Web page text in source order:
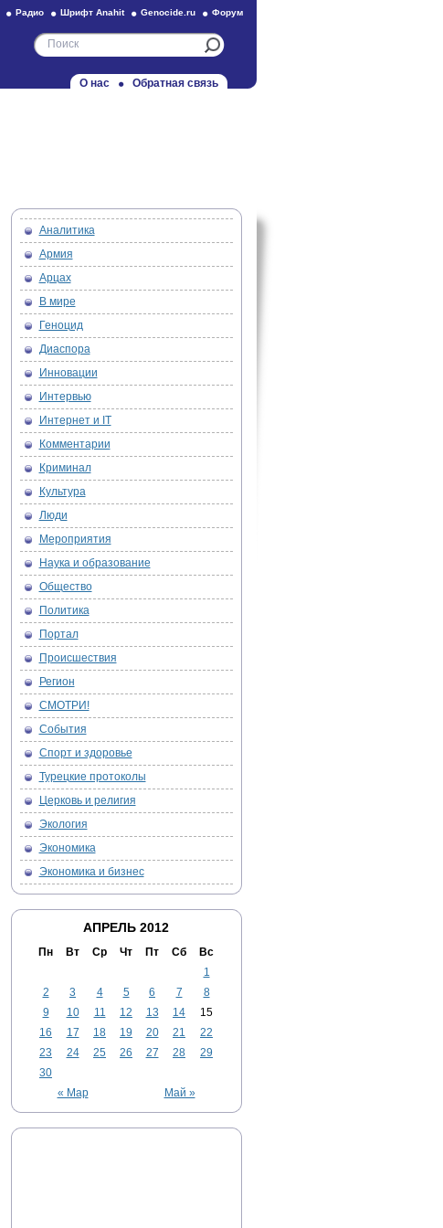
Радио Шрифт Anahit Genocide.ru Форум
О нас Обратная связь
Аналитика
Армия
Арцах
В мире
Геноцид
Диаспора
Инновации
Интервью
Интернет и IT
Комментарии
Криминал
Культура
Люди
Мероприятия
Наука и образование
Общество
Политика
Портал
Происшествия
Регион
СМОТРИ!
События
Спорт и здоровье
Турецкие протоколы
Церковь и религия
Экология
Экономика
Экономика и бизнес
АПРЕЛЬ 2012
Пн Вт Ср Чт Пт Сб Вс
« Мар Май »
1
2
3 4 5 6 7
8
9
10 11 12 13 14
15
16
17 18 19 20 21
22
23
24 25 26 27 28
29
30